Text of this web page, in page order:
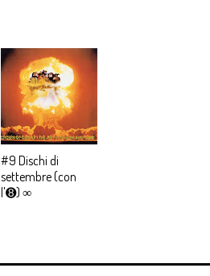
#9 Dischi di
settembre (con
l'➑) ∞